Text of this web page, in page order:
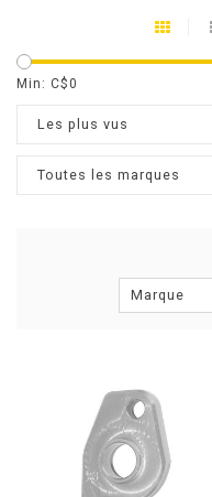
Min: C$0
Les plus vus
Toutes les marques
Marque